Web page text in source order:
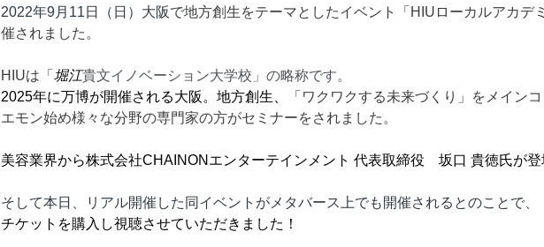
2022年9月11日（日）大阪で地方創生をテーマとしたイベント「HIUローカルアカデ
催されました。
HIUは「 堀江貴文イノベーション大学校」の略称です。
2025年に万博が開催される大阪。地方創生、
「ワクワクする未来づくり」をメイン
エモン始め様々な分野の専門家の方がセミナーをされました。
美容業界から株式会社CHAINONエンターテインメント 代表取締役　坂⼝ 貴徳氏が登
そして本日、リアル開催した同イベントがメタバース上でも開催されるとのことで、
チケットを購入し視聴させていただきました！